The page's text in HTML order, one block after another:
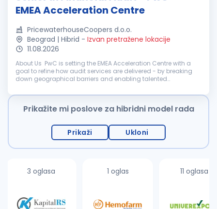
EMEA Acceleration Centre
PricewaterhouseCoopers d.o.o.
Beograd | Hibrid - Izvan pretražene lokacije
11.08.2026
About Us PwC is setting the EMEA Acceleration Centre with a
goal to refine how audit services are delivered - by breaking
down geographical barriers and enabling talented
audit engagements wi...
Prikažite mi poslove za hibridni model rada
Prikaži Ukloni
3 oglasa 1 oglas 11 oglasa